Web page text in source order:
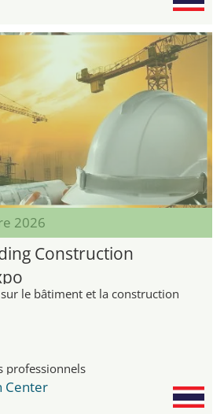
2026
Construction
le bâtiment et la construction
professionnels
Center